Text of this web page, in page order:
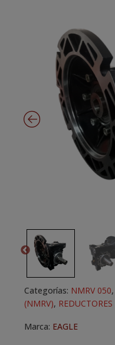
Categorías: NMRV 050,
(NMRV),
Marca: EAGLE